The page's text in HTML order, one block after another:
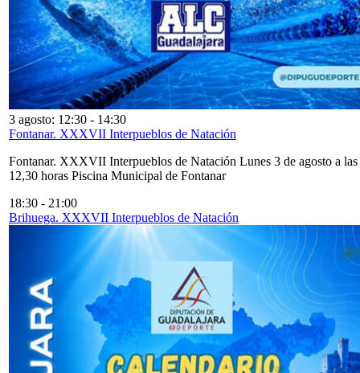
3 agosto: 12:30 - 14:30
Fontanar. XXXVII Interpueblos de Natación
Fontanar. XXXVII Interpueblos de Natación Lunes 3 de agosto a las
12,30 horas Piscina Municipal de Fontanar
18:30 - 21:00
Brihuega. XXXVII Interpueblos de Natación